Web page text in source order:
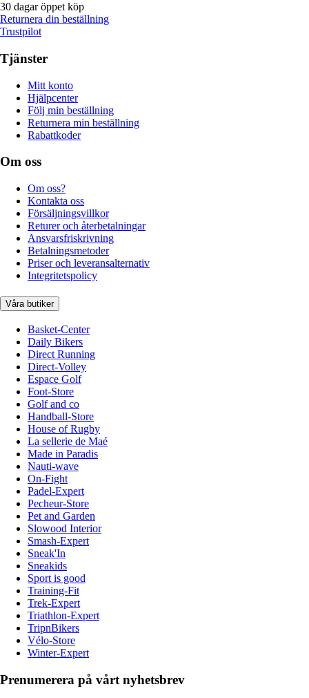
30 dagar öppet köp
Returnera din beställning
Trustpilot
Tjänster
Mitt konto
Hjälpcenter
Följ min beställning
Returnera min beställning
Rabattkoder
Om oss
Om oss?
Kontakta oss
Försäljningsvillkor
Returer och återbetalningar
Ansvarsfriskrivning
Betalningsmetoder
Priser och leveransalternativ
Integritetspolicy
Våra butiker
Basket-Center
Daily Bikers
Direct Running
Direct-Volley
Espace Golf
Foot-Store
Golf and co
Handball-Store
House of Rugby
La sellerie de Maé
Made in Paradis
Nauti-wave
On-Fight
Padel-Expert
Pecheur-Store
Pet and Garden
Slowood Interior
Smash-Expert
Sneak'In
Sneakids
Sport is good
Training-Fit
Trek-Expert
Triathlon-Expert
TripnBikers
Vélo-Store
Winter-Expert
Prenumerera på vårt nyhetsbrev